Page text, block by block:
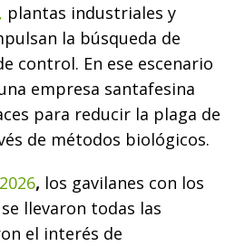
plantas industriales y
la búsqueda de
control. En ese escenario
empresa santafesina
para reducir la plaga de
de métodos biológicos.
, los gavilanes con los
llevaron todas las
el interés de